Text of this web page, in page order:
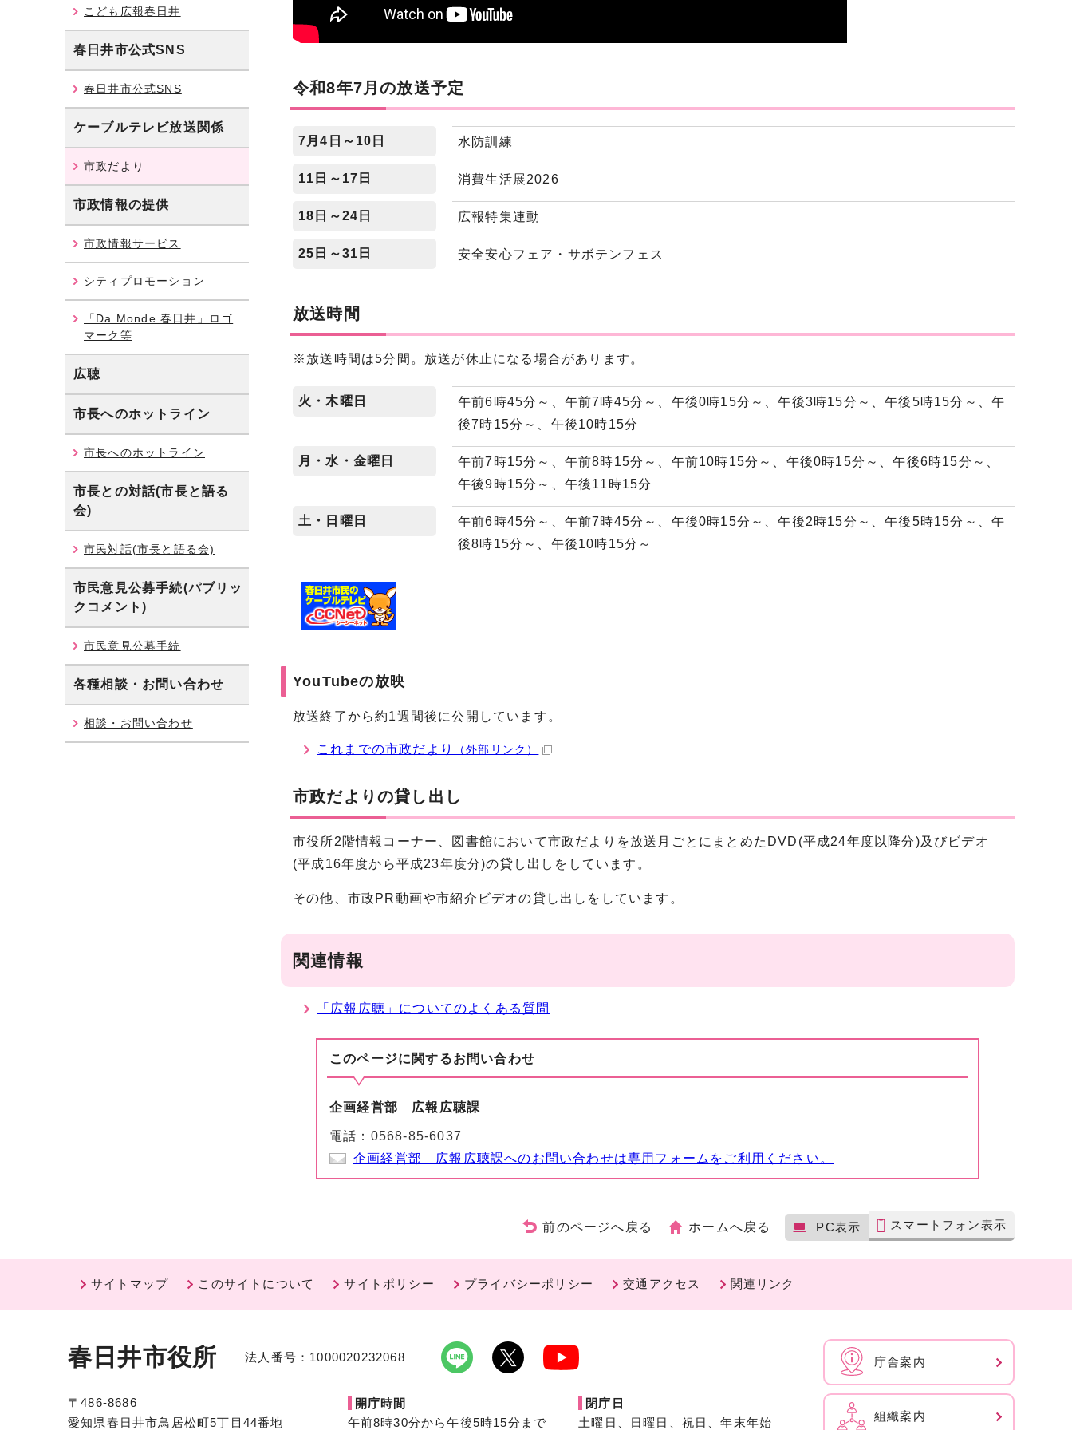
令和8年7月の放送予定
7月4日～10日 水防訓練
11日～17日 消費生活展2026
18日～24日 広報特集連動
25日～31日 安全安心フェア・サボテンフェス
放送時間
※放送時間は5分間。放送が休止になる場合があります。
火・木曜日
午前6時45分～、午前7時45分～、午後0時15分～、午後3時15分～、午後5時15分～、午
後7時15分～、午後10時15分
月・水・金曜日
午前7時15分～、午前8時15分～、午前10時15分～、午後0時15分～、午後6時15分～、
午後9時15分～、午後11時15分
土・日曜日
午前6時45分～、午前7時45分～、午後0時15分～、午後2時15分～、午後5時15分～、午
後8時15分～、午後10時15分～
YouTubeの放映
放送終了から約1週間後に公開しています。
これまでの市政だより （外部リンク）
市政だよりの貸し出し
市役所2階情報コーナー、図書館において市政だよりを放送月ごとにまとめたDVD(平成24年度以降分)及びビデオ
(平成16年度から平成23年度分)の貸し出しをしています。
その他、市政PR動画や市紹介ビデオの貸し出しをしています。
関連情報
「広報広聴」についてのよくある質問
このページに関するお問い合わせ
企画経営部 広報広聴課
電話： 0568-85-6037
企画経営部 広報広聴課へのお問い合わせは専用フォームをご利用ください。
こども広報春日井
春日井市公式SNS
春日井市公式SNS
ケーブルテレビ放送関係
市政だより
市政情報の提供
市政情報サービス
シティプロモーション
「Da Monde 春日井」ロゴ
マーク等
広聴
市長へのホットライン
市長へのホットライン
市長との対話(市長と語る
会)
市民対話(市長と語る会)
市民意見公募手続(パブリッ
クコメント)
市民意見公募手続
各種相談・お問い合わせ
相談・お問い合わせ
前のページへ戻る ホームへ戻る PC表示 スマートフォン表示
サイトマップ このサイトについて サイトポリシー プライバシーポリシー 交通アクセス 関連リンク
春日井市役所 法人番号：1000020232068
〒486-8686
愛知県春日井市鳥居松町5丁目44番地
開庁時間
午前8時30分から午後5時15分まで
閉庁日
土曜日、日曜日、祝日、年末年始
庁舎案内
組織案内